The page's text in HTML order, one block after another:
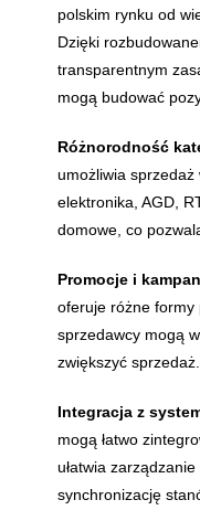
polskim rynku od
Dzięki
transparentnym
mogą budować
Różnorodność
umożliwia
elektronika, AGD,
domowe, co
Promocje i
oferuje różne formy
sprzedawcy mogą
zwiększyć sprzedaż.
Integracja z
mogą łatwo
ułatwia
synchronizację